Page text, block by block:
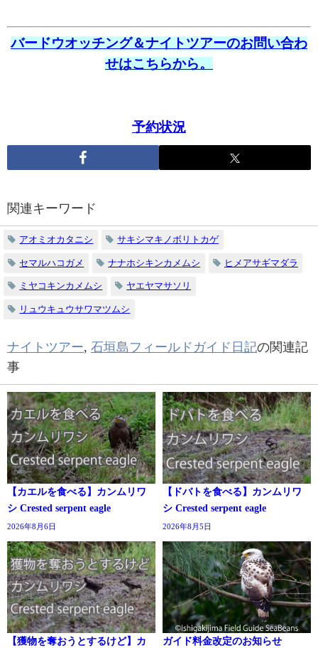
バードウオッチング＆ナイトツアーのお問い合わ
せはこちらから。
予約状況
関連キーワード
アオミオカタニシ サキシマキノボリトカゲ
セマルハコガメ ナナホシキンカメムシ ヒメアサギマダラ
ミヤコキンカメムシ ヤエヤマサソリ
リュウキュウサワマツムシ
ナイトツアー, 石垣島フィールドガイド日記の関連記
事
【カエルを食べる】カンムリワ
シ Crested serpent eagle
2026年8月6日
【ドバトを食べる】カンムリワ
シ Crested serpent eagle
2026年8月5日
【獲物を奪おうとするけど】カ
ガイド料金改定のお知らせ